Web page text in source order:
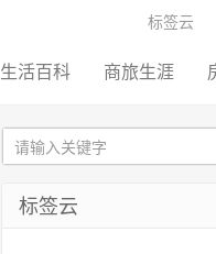
标签云
生活百科 商旅生涯
标签云